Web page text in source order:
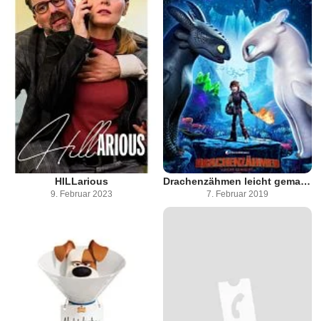
HILLarious
9. Februar 2023
Drachenzähmen leicht gemacht 3: Die geheime Welt
7. Februar 2019